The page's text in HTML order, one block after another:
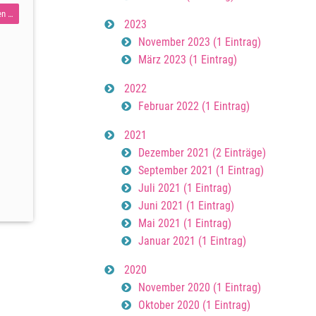
…
2023
November 2023 (1 Eintrag)
März 2023 (1 Eintrag)
2022
Februar 2022 (1 Eintrag)
2021
Dezember 2021 (2 Einträge)
September 2021 (1 Eintrag)
Juli 2021 (1 Eintrag)
Juni 2021 (1 Eintrag)
Mai 2021 (1 Eintrag)
Januar 2021 (1 Eintrag)
2020
November 2020 (1 Eintrag)
Oktober 2020 (1 Eintrag)